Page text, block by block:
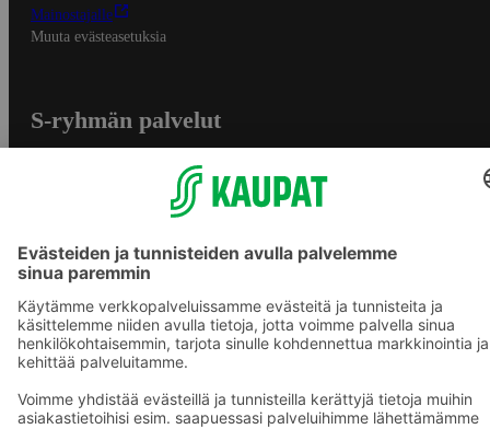
Mainostajalle
Muuta evästeasetuksia
S-ryhmän palvelut
S-ostoslista -sovellus
Prisma.fi
Sokos.fi
S-Pankki
Yhteishyvä
Sokos Hotels
Raflaamo